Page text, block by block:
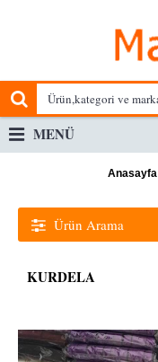
MENÜ
Anasayfa
Ürün Arama
KURDELA